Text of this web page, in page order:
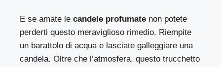
E se amate lecandele profumate non potete
perderti questo meraviglioso rimedio. Riempite
un barattolo di acqua e lasciate galleggiare una
candela. Oltre che l’atmosfera, questo trucchetto